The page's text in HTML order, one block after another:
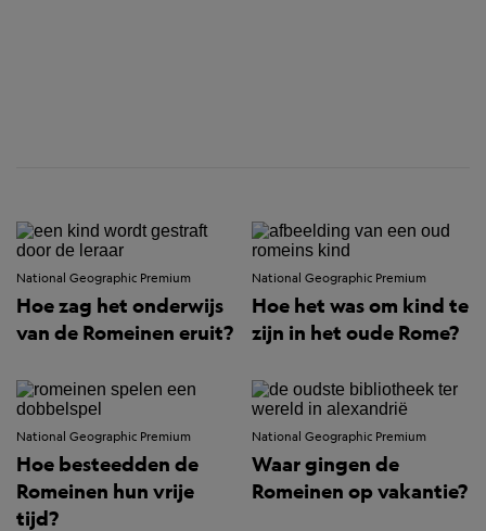
National Geographic Premium
Hoe zag het onderwijs
van de Romeinen eruit?
National Geographic Premium
Hoe het was om kind te
zijn in het oude Rome?
National Geographic Premium
Hoe besteedden de
Romeinen hun vrije
tijd?
National Geographic Premium
Waar gingen de
Romeinen op vakantie?